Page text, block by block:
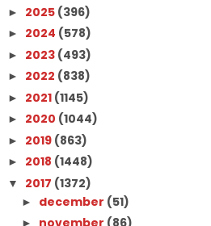
► 2025 (396)
► 2024 (578)
► 2023 (493)
► 2022 (838)
► 2021 (1145)
► 2020 (1044)
► 2019 (863)
► 2018 (1448)
▼ 2017 (1372)
► december (51)
►